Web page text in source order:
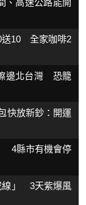
、高速公路能開
送10 全家咖啡2
邊北台灣 恐籠
快放新鈔：開運
4縣市有機會停
線」 3天紫爆風